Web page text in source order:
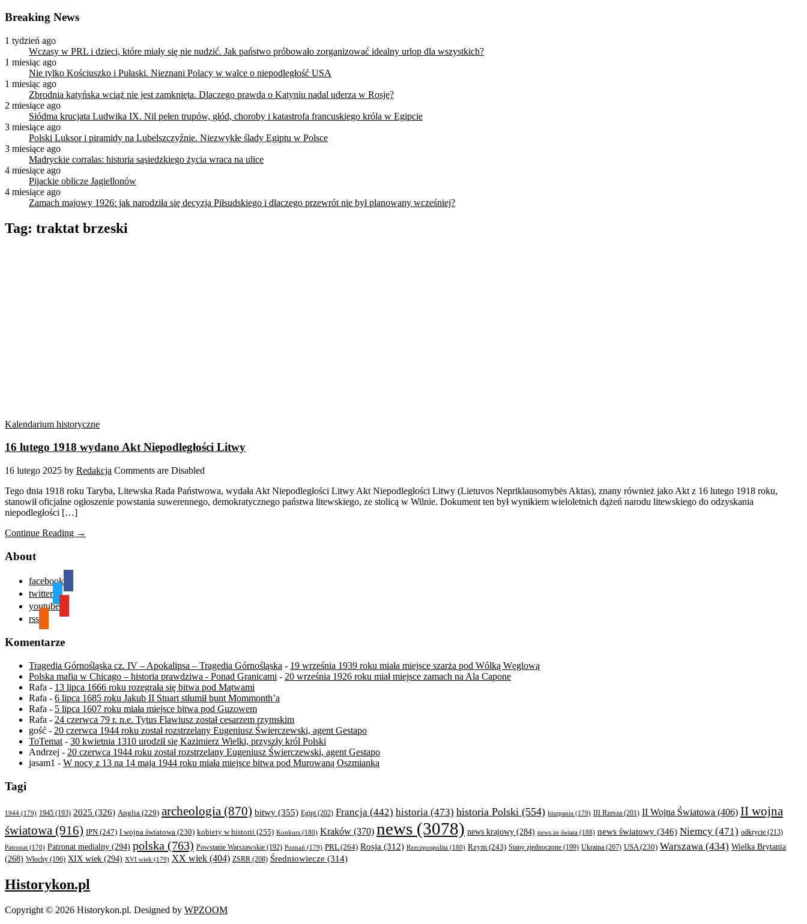
Breaking News
1 tydzień ago
Wczasy w PRL i dzieci, które miały się nie nudzić. Jak państwo próbowało zorganizować idealny urlop dla wszystkich?
1 miesiąc ago
Nie tylko Kościuszko i Pułaski. Nieznani Polacy w walce o niepodległość USA
1 miesiąc ago
Zbrodnia katyńska wciąż nie jest zamknięta. Dlaczego prawda o Katyniu nadal uderza w Rosję?
2 miesiące ago
Siódma krucjata Ludwika IX. Nil pełen trupów, głód, choroby i katastrofa francuskiego króla w Egipcie
3 miesiące ago
Polski Luksor i piramidy na Lubelszczyźnie. Niezwykłe ślady Egiptu w Polsce
3 miesiące ago
Madryckie corralas: historia sąsiedzkiego życia wraca na ulice
4 miesiące ago
Pijackie oblicze Jagiellonów
4 miesiące ago
Zamach majowy 1926: jak narodziła się decyzja Piłsudskiego i dlaczego przewrót nie był planowany wcześniej?
Tag: traktat brzeski
Kalendarium historyczne
16 lutego 1918 wydano Akt Niepodległości Litwy
16 lutego 2025 by Redakcja Comments are Disabled
Tego dnia 1918 roku Taryba, Litewska Rada Państwowa, wydała Akt Niepodległości Litwy Akt Niepodległości Litwy (Lietuvos Nepriklausomybės Aktas), znany również jako Akt z 16 lutego 1918 roku,
stanowił oficjalne ogłoszenie powstania suwerennego, demokratycznego państwa litewskiego, ze stolicą w Wilnie. Dokument ten był wynikiem wieloletnich dążeń narodu litewskiego do odzyskania
niepodległości […]
Continue Reading →
About
facebook
twitter
youtube
rss
Komentarze
Tragedia Górnośląska cz. IV – Apokalipsa – Tragedia Górnośląska - 19 września 1939 roku miała miejsce szarża pod Wólką Węglową
Polska mafia w Chicago – historia prawdziwa - Ponad Granicami - 20 września 1926 roku miał miejsce zamach na Ala Capone
Rafa - 13 lipca 1666 roku rozegrała się bitwa pod Mątwami
Rafa - 6 lipca 1685 roku Jakub II Stuart stłumił bunt Mommonth’a
Rafa - 5 lipca 1607 roku miała miejsce bitwa pod Guzowem
Rafa - 24 czerwca 79 r. n.e. Tytus Flawiusz został cesarzem rzymskim
gość - 20 czerwca 1944 roku został rozstrzelany Eugeniusz Świerczewski, agent Gestapo
ToTemat - 30 kwietnia 1310 urodził się Kazimierz Wielki, przyszły król Polski
Andrzej - 20 czerwca 1944 roku został rozstrzelany Eugeniusz Świerczewski, agent Gestapo
jasam1 - W nocy z 13 na 14 maja 1944 roku miała miejsce bitwa pod Murowaną Oszmianką
Tagi
1944 (179) 1945 (193) 2025 (326) Anglia (229) archeologia (870) bitwy (355) Egipt(202) Francja (442) historia (473) historia Polski (554) hiszpania (179) III Rzesza (201) II Wojna Światowa (406) II wojna
światowa (916) IPN (247) I wojna światowa (230) kobiety w historii (255) Konkurs (180) Kraków (370) news (3078) news krajowy (284) news ze świata (188) news światowy (346) Niemcy (471) odkrycie (213)
Patronat (170) Patronat medialny (294) polska (763) Powstanie Warszawskie (192) Poznań (179) PRL(264) Rosja (312) Rzeczpospolita (180) Rzym (243) Stany zjednoczone (199) Ukraina (207) USA(230) Warszawa (434) Wielka Brytania
(268) Włochy (196) XIX wiek (294) XVI wiek (179) XX wiek (404) ZSRR (208) Średniowiecze (314)
Historykon.pl
Copyright © 2026 Historykon.pl. Designed by WPZOOM